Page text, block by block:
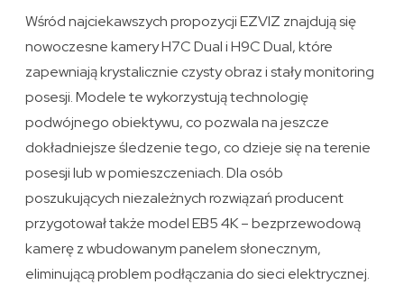
Wśród najciekawszych propozycji EZVIZ znajdują się
nowoczesne kamery H7C Dual i H9C Dual, które
zapewniają krystalicznie czysty obraz i stały monitoring
posesji. Modele te wykorzystują technologię
podwójnego obiektywu, co pozwala na jeszcze
dokładniejsze śledzenie tego, co dzieje się na terenie
posesji lub w pomieszczeniach. Dla osób
poszukujących niezależnych rozwiązań producent
przygotował także model EB5 4K – bezprzewodową
kamerę z wbudowanym panelem słonecznym,
eliminującą problem podłączania do sieci elektrycznej.